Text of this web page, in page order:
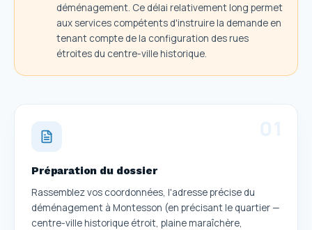
déménagement. Ce délai relativement long permet
aux services compétents d'instruire la demande en
tenant compte de la configuration des rues
étroites du centre-ville historique.
Préparation du dossier
Rassemblez vos coordonnées, l'adresse précise du
déménagement à Montesson (en précisant le quartier —
centre-ville historique étroit, plaine maraîchère,